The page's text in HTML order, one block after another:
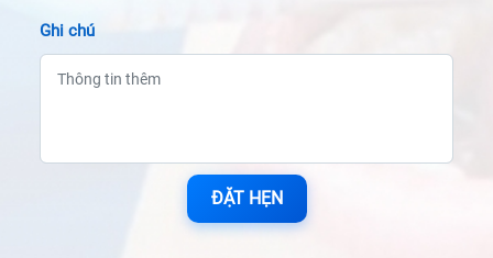
Ghi chú
ĐẶT HẸN